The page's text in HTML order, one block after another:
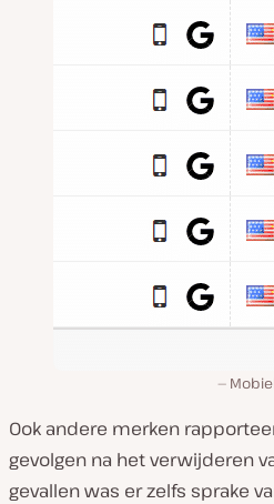
Ook andere merken
gevolgen na het verwijderen
gevallen was er zelfs sprake